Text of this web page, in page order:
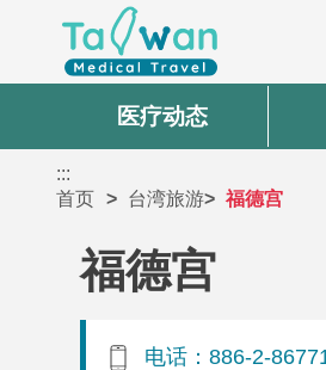
医疗动态
:::
首页
台湾旅游 福德宫
福德宫
电话：886-2-